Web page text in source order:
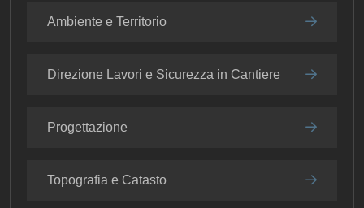
Ambiente e Territorio
Direzione Lavori e Sicurezza in Cantiere
Progettazione
Topografia e Catasto